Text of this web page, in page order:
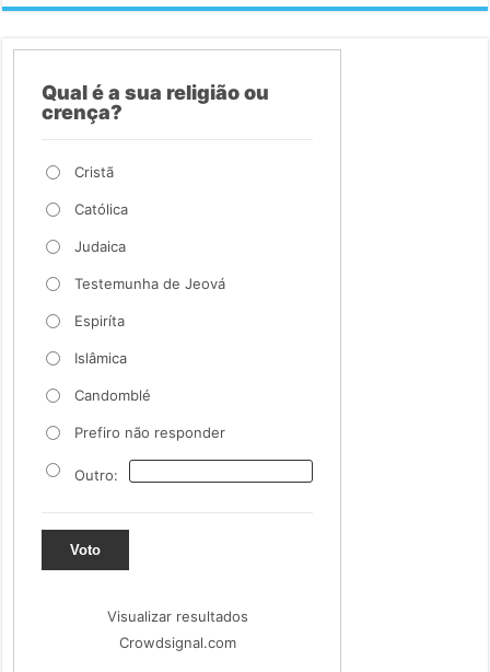
Qual é a sua religião ou
crença?
Cristã
Católica
Judaica
Testemunha de Jeová
Espiríta
Islâmica
Candomblé
Prefiro não responder
Outro:
Voto
Visualizar resultados
Crowdsignal.com